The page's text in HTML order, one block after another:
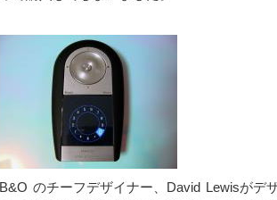
B&O のチーフデザイナー、David Lewisがデ